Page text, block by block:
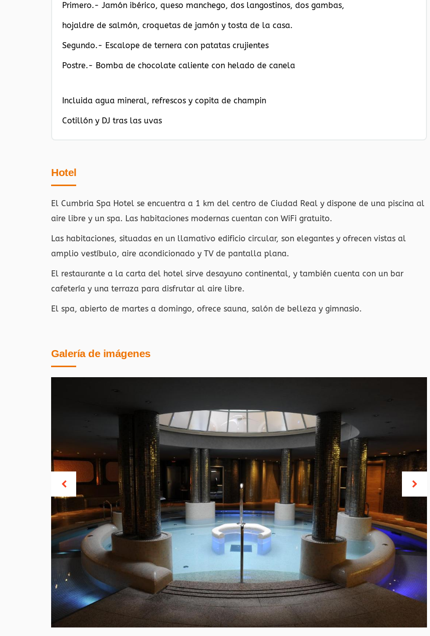
Primero.- Jamón ibérico, queso manchego, dos langostinos, dos gambas,
hojaldre de salmón, croquetas de jamón y tosta de la casa.
Segundo.- Escalope de ternera con patatas crujientes
Postre.- Bomba de chocolate caliente con helado de canela
Incluida agua mineral, refrescos y copita de champin
Cotillón y DJ tras las uvas
Hotel
El Cumbria Spa Hotel se encuentra a 1 km del centro de Ciudad Real y dispone de una piscina al
aire libre y un spa. Las habitaciones modernas cuentan con WiFi gratuito.
Las habitaciones, situadas en un llamativo edificio circular, son elegantes y ofrecen vistas al
amplio vestíbulo, aire acondicionado y TV de pantalla plana.
El restaurante a la carta del hotel sirve desayuno continental, y también cuenta con un bar
cafetería y una terraza para disfrutar al aire libre.
El spa, abierto de martes a domingo, ofrece sauna, salón de belleza y gimnasio.
Galería de imágenes